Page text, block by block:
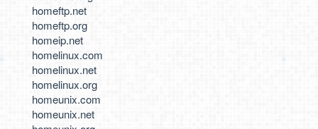
homeftp.net
homeftp.org
homeip.net
homelinux.com
homelinux.net
homelinux.org
homeunix.com
homeunix.net